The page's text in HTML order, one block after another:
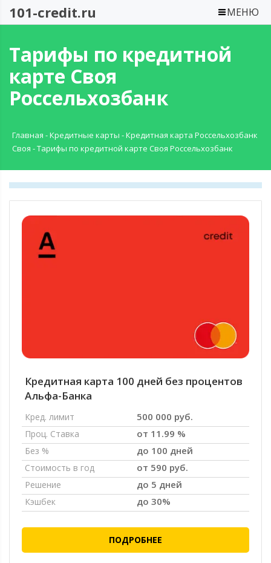
101-credit.ru МЕНЮ
Тарифы по кредитной
карте Своя
Россельхозбанк
Главная -Кредитные карты -Кредитная карта Россельхозбанк
Своя -Тарифы по кредитной карте Своя Россельхозбанк
Кредитная карта 100 дней без процентов
Альфа-Банка
Кред. лимит 500 000 руб.
Проц. Ставка от 11.99 %
Без % до 100 дней
Стоимость в год от 590 руб.
Решение до 5 дней
Кэшбек до 30%
ПОДРОБНЕЕ